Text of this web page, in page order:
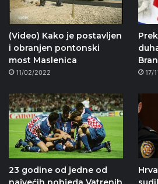
(Video) Kako je postavljen
i obranjen pontonski
most Maslenica
11/02/2022 17/
23 godine od jedne od